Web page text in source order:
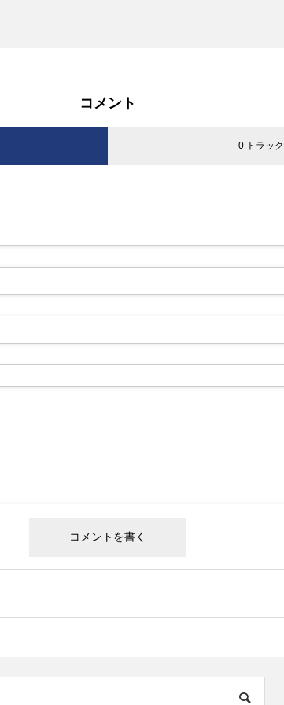
コメント
0 トラッ